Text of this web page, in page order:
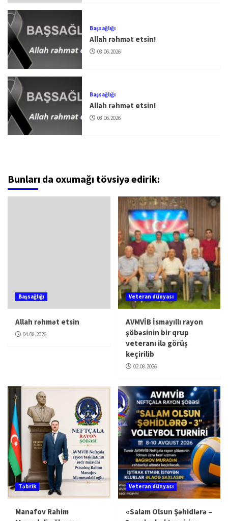
Başsağlığı
Allah rəhmət etsin!
08.06.2026
Başsağlığı
Allah rəhmət etsin!
08.06.2026
Bunları da oxumağı tövsiyə edirik:
Başsağlığı
Allah rəhmət etsin
04.08.2026
Veteran dünyası
AVMVİB İsmayıllı rayon
şöbəsinin bir qrup
veteranı ilə görüş
keçirilib
02.08.2026
Təbrik
Manafov Rahim
Veteran dünyası
«Salam Olsun Şəhidlərə –